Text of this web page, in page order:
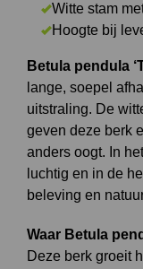
Witte stam
Hoogte bij
Betula pendula
lange, soepel
uitstraling. De
geven deze berk
anders oogt. In
luchtig en in de
beleving en
Waar Betula
Deze berk groeit